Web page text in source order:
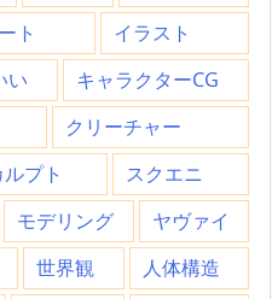
ト
イラスト
い
キャラクターCG
クリーチャー
プト
スクエニ
モデリング
ヤヴァイ
世界観
人体構造